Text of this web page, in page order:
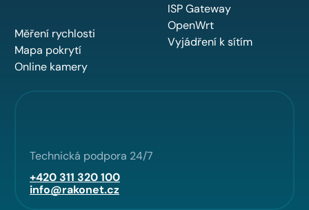
Měření rychlosti
Mapa pokrytí
Online kamery
ISP Gateway
OpenWrt
Vyjádření k sítím
Technická podpora 24/7
+420 311 320 100
info@rakonet.cz